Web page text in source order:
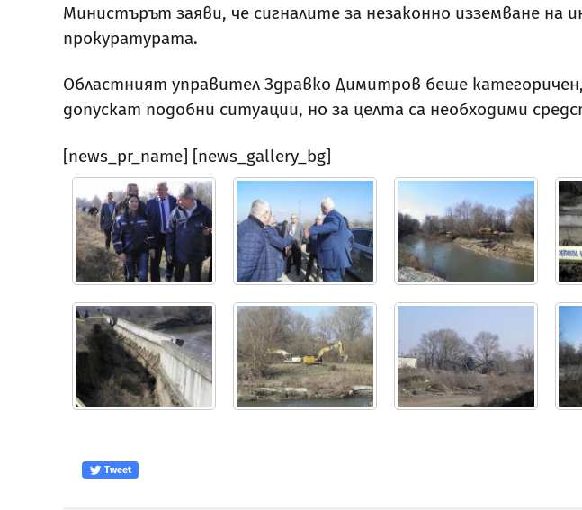
Министърът заяви, че сигналите за незаконно изземване
прокуратурата.
Областният управител Здравко Димитров беше
допускат подобни ситуации, но за целта са необходими
[news_pr_name] [news_gallery_bg]
Tweet